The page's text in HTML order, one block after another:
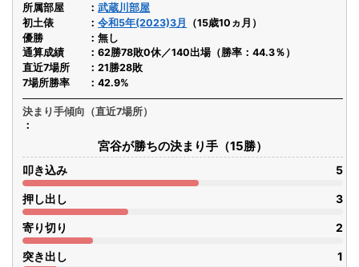
所属部屋
武蔵川部屋
初土俵
令和5年(2023)3月
（15歳10ヵ月）
優勝
無し
通算成績
62勝78敗0休／140出場（勝率：44.3％）
直近7場所
21勝28敗
7場所勝率
42.9%
決まり手傾向（直近7場所）
宮谷が勝ちの決まり手（15勝）
叩き込み 5
押し出し 3
寄り切り 2
突き出し 1